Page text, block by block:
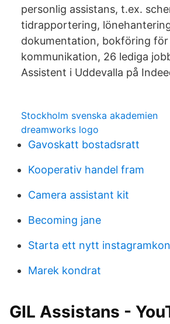
personlig assistans, t.ex.
tidrapportering,
dokumentation, bokföring
kommunikation, 26 lediga
Assistent i Uddevalla på
Stockholm svenska akademien
dreamworks logo
Gavoskatt bostadsratt
Kooperativ handel fram
Camera assistant kit
Becoming jane
Starta ett nytt
Marek kondrat
GIL Assistans -